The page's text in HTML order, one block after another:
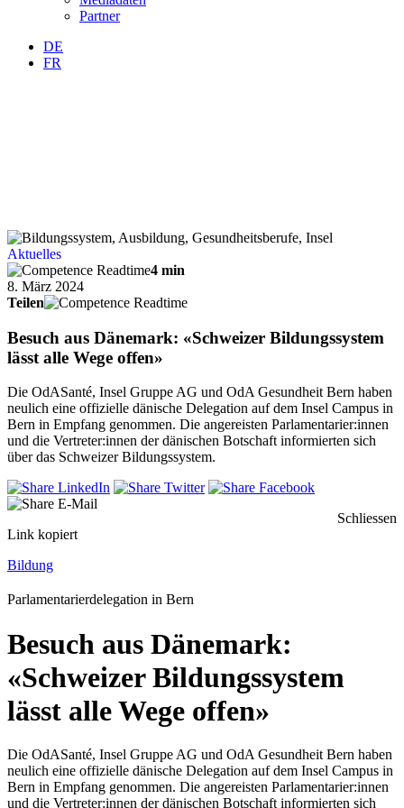
Partner
DE
FR
Aktuelles
4 min
8. März 2024
Teilen
Besuch aus Dänemark: «Schweizer Bildungssystem
lässt alle Wege offen»
Die OdASanté, Insel Gruppe AG und OdA Gesundheit Bern haben
neulich eine offizielle dänische Delegation auf dem Insel Campus in
Bern in Empfang genommen. Die angereisten Parlamentarier:innen
und die Vertreter:innen der dänischen Botschaft informierten sich
über das Schweizer Bildungssystem.
Link kopiert
Schliessen
Bildung
Parlamentarierdelegation in Bern
Besuch aus Dänemark:
«Schweizer Bildungssystem
lässt alle Wege offen»
Die OdASanté, Insel Gruppe AG und OdA Gesundheit Bern haben
neulich eine offizielle dänische Delegation auf dem Insel Campus in
Bern in Empfang genommen. Die angereisten Parlamentarier:innen
und die Vertreter:innen der dänischen Botschaft informierten sich